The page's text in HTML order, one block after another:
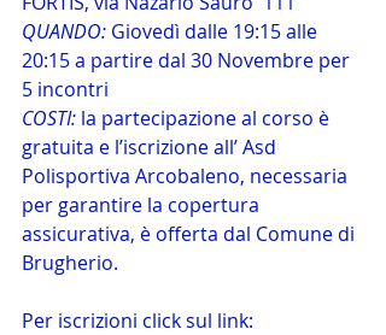
QUANDO: Giovedì dalle 19:15 alle
20:15 a partire dal 30 Novembre per
5 incontri
COSTI: la partecipazione al corso è
gratuita e l’iscrizione all’ Asd
Polisportiva Arcobaleno, necessaria
per garantire la copertura
assicurativa, è offerta dal Comune di
Brugherio.
Per iscrizioni click sul link: